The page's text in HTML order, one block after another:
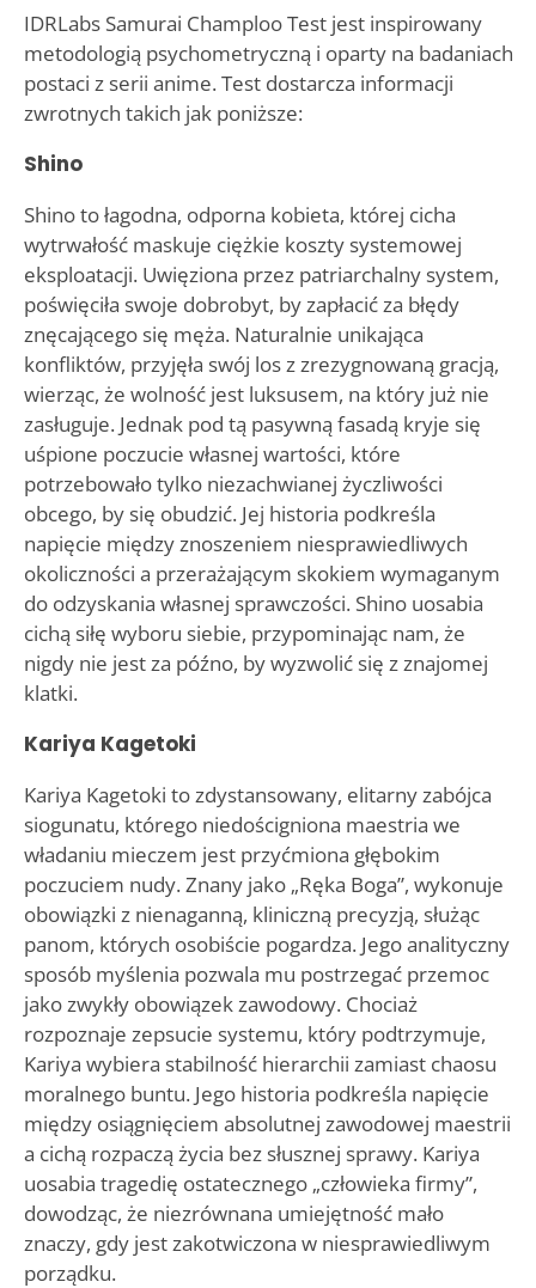
IDRLabs Samurai Champloo Test jest inspirowany
metodologią psychometryczną i oparty na badaniach
postaci z serii anime. Test dostarcza informacji
zwrotnych takich jak poniższe:
Shino
Shino to łagodna, odporna kobieta, której cicha
wytrwałość maskuje ciężkie koszty systemowej
eksploatacji. Uwięziona przez patriarchalny system,
poświęciła swoje dobrobyt, by zapłacić za błędy
znęcającego się męża. Naturalnie unikająca
konfliktów, przyjęła swój los z zrezygnowaną gracją,
wierząc, że wolność jest luksusem, na który już nie
zasługuje. Jednak pod tą pasywną fasadą kryje się
uśpione poczucie własnej wartości, które
potrzebowało tylko niezachwianej życzliwości
obcego, by się obudzić. Jej historia podkreśla
napięcie między znoszeniem niesprawiedliwych
okoliczności a przerażającym skokiem wymaganym
do odzyskania własnej sprawczości. Shino uosabia
cichą siłę wyboru siebie, przypominając nam, że
nigdy nie jest za późno, by wyzwolić się z znajomej
klatki.
Kariya Kagetoki
Kariya Kagetoki to zdystansowany, elitarny zabójca
siogunatu, którego niedościgniona maestria we
władaniu mieczem jest przyćmiona głębokim
poczuciem nudy. Znany jako „Ręka Boga”, wykonuje
obowiązki z nienaganną, kliniczną precyzją, służąc
panom, których osobiście pogardza. Jego analityczny
sposób myślenia pozwala mu postrzegać przemoc
jako zwykły obowiązek zawodowy. Chociaż
rozpoznaje zepsucie systemu, który podtrzymuje,
Kariya wybiera stabilność hierarchii zamiast chaosu
moralnego buntu. Jego historia podkreśla napięcie
między osiągnięciem absolutnej zawodowej maestrii
a cichą rozpaczą życia bez słusznej sprawy. Kariya
uosabia tragedię ostatecznego „człowieka firmy”,
dowodząc, że niezrównana umiejętność mało
znaczy, gdy jest zakotwiczona w niesprawiedliwym
porządku.